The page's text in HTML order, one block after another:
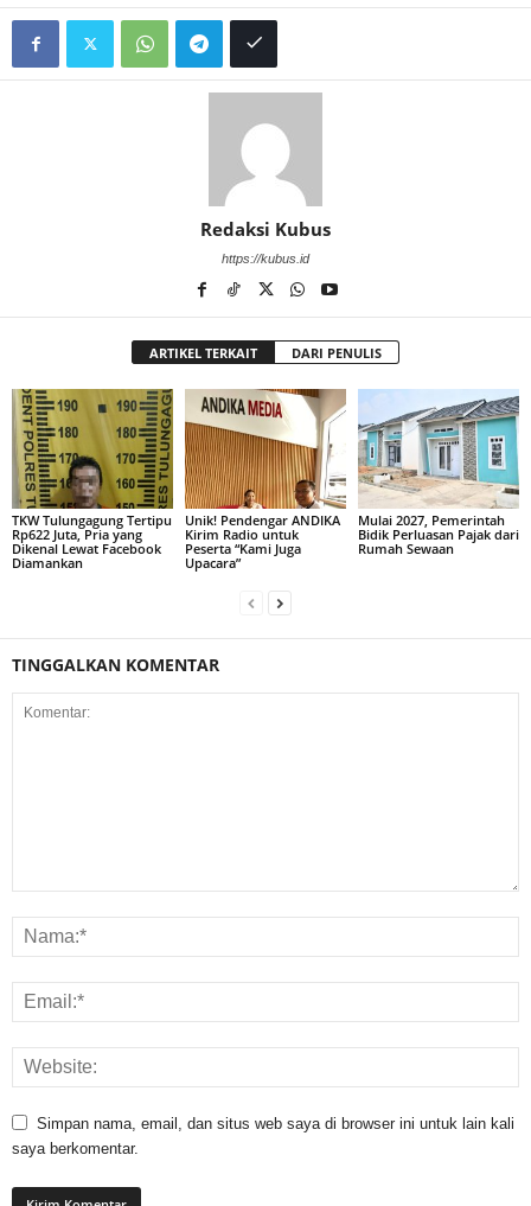
Redaksi Kubus
https://kubus.id
ARTIKEL TERKAIT DARI PENULIS
TKW Tulungagung Tertipu
Rp622 Juta, Pria yang
Dikenal Lewat Facebook
Diamankan
Unik! Pendengar ANDIKA
Kirim Radio untuk
Peserta “Kami Juga
Upacara”
Mulai 2027, Pemerintah
Bidik Perluasan Pajak dari
Rumah Sewaan
TINGGALKAN KOMENTAR
Simpan nama, email, dan situs web saya di browser ini untuk lain kali
saya berkomentar.